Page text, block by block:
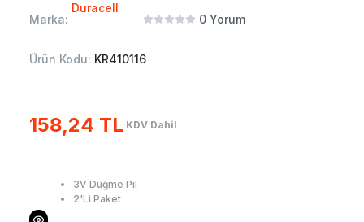
Marka:
Duracell
0 Yorum
Ürün Kodu: KR410116
158,24 TL KDV Dahil
3V Düğme Pil
2'Li Paket